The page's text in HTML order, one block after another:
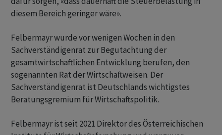
diesem Bereich geringer wäre».
Felbermayr wurde vor wenigen Wochen in den
Sachverständigenrat zur Begutachtung der
gesamtwirtschaftlichen Entwicklung berufen, den
sogenannten Rat der Wirtschaftweisen. Der
Sachverständigenrat ist Deutschlands wichtigstes
Beratungsgremium für Wirtschaftspolitik.
Felbermayr ist seit 2021 Direktor des Österreichischen